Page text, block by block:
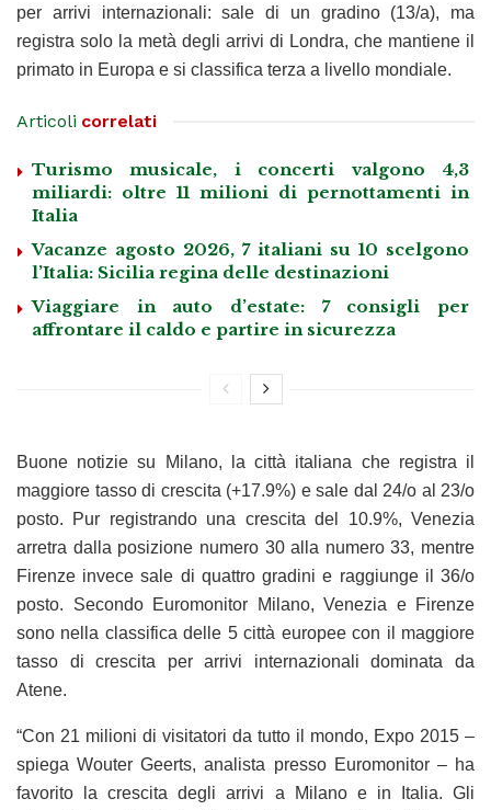
per arrivi internazionali: sale di un gradino (13/a), ma
registra solo la metà degli arrivi di Londra, che mantiene il
primato in Europa e si classifica terza a livello mondiale.
Articoli correlati
Turismo musicale, i concerti valgono 4,3
miliardi: oltre 11 milioni di pernottamenti in
Italia
Vacanze agosto 2026, 7 italiani su 10 scelgono
l’Italia: Sicilia regina delle destinazioni
Viaggiare in auto d’estate: 7 consigli per
affrontare il caldo e partire in sicurezza
Buone notizie su Milano, la città italiana che registra il
maggiore tasso di crescita (+17.9%) e sale dal 24/o al 23/o
posto. Pur registrando una crescita del 10.9%, Venezia
arretra dalla posizione numero 30 alla numero 33, mentre
Firenze invece sale di quattro gradini e raggiunge il 36/o
posto. Secondo Euromonitor Milano, Venezia e Firenze
sono nella classifica delle 5 città europee con il maggiore
tasso di crescita per arrivi internazionali dominata da
Atene.
“Con 21 milioni di visitatori da tutto il mondo, Expo 2015 –
spiega Wouter Geerts, analista presso Euromonitor – ha
favorito la crescita degli arrivi a Milano e in Italia. Gli